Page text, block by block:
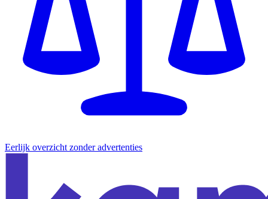
Eerlijk overzicht zonder advertenties